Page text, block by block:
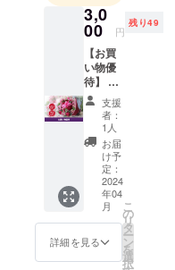
ラワーアー
ティストさ
んの作品を
見て、感動
したことが
きっかけで
フローリス
トになりま
希望やポジ
ティブな気
持ちになれ
る花を作っ
3,0
00 円
残り49
【お買
い物優
待】 総
額3300
円お得
になる
お買い
物優待
のリ
ターン
です。
300円引
きにな
るクー
ポン
支援
者：
1人
お届
け予
定：
2024
年04
月
詳細を見る
こ
の
リ
タ
ー
ン
を
選
択